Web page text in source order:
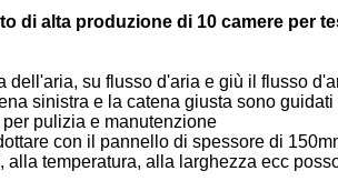
di alta produzione di 10 camere per
dell'aria, su flusso d'aria e giù il flusso
sinistra e la catena giusta sono
pulizia e manutenzione
con il pannello di spessore di
temperatura, alla larghezza ecc